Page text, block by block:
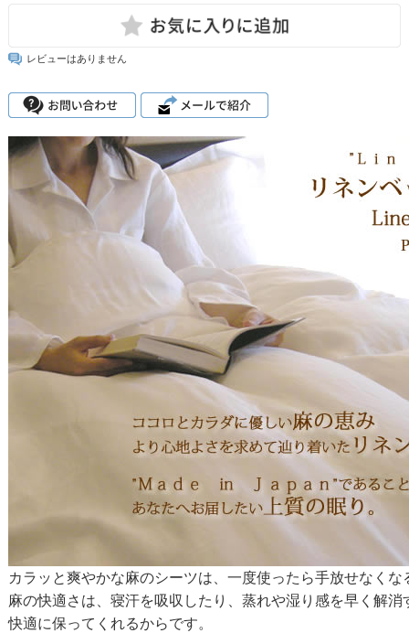
レビューはありません
カラッと爽やかな麻のシーツは、一度使ったら手放せなくな
麻の快適さは、寝汗を吸収したり、蒸れや湿り感を早く解消
快適に保ってくれるからです。